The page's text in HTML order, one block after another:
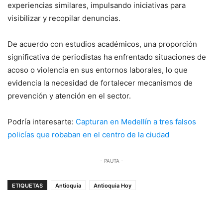
experiencias similares, impulsando iniciativas para
visibilizar y recopilar denuncias.
De acuerdo con estudios académicos, una proporción
significativa de periodistas ha enfrentado situaciones de
acoso o violencia en sus entornos laborales, lo que
evidencia la necesidad de fortalecer mecanismos de
prevención y atención en el sector.
Podría interesarte: Capturan en Medellín a tres falsos
policías que robaban en el centro de la ciudad
- PAUTA -
ETIQUETAS Antioquia Antioquia Hoy